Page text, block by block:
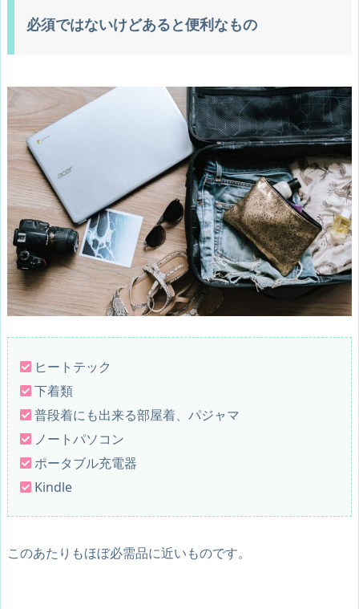
必須ではないけどあると便利なもの
ヒートテック
下着類
普段着にも出来る部屋着、パジャマ
ノートパソコン
ポータブル充電器
Kindle
このあたりもほぼ必需品に近いものです。